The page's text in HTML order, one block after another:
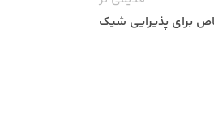
برای پذیرایی شیک